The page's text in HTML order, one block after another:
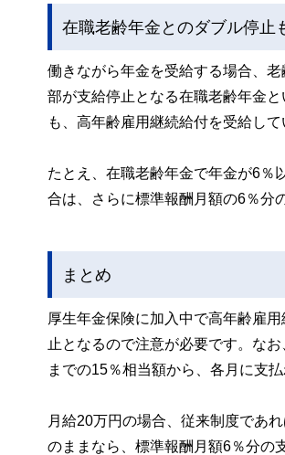
在職老齢年金とのダブル停止
働きながら年金を受給する場合、
部が支給停止となる在職老齢年金
も、高年齢雇用継続給付を受給し
たとえ、在職老齢年金で年金が6％
合は、さらに標準報酬月額の6％分
まとめ
厚生年金保険に加入中で高年齢雇
止となるので注意が必要です。な
までの15％相当額から、各月に支
月給20万円の場合、従来制度であ
のままなら、標準報酬月額6％分の